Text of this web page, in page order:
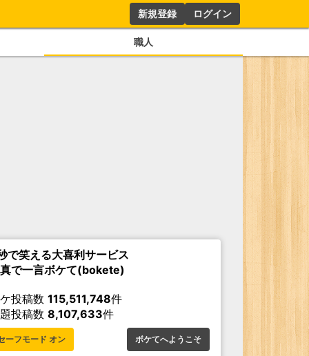
新規登録 ログイン
職人
で笑える大喜利サービス
で一言ボケて(bokete)
投稿数 115,511,748件
投稿数 8,107,633件
ーフモード オン ボケてへようこそ